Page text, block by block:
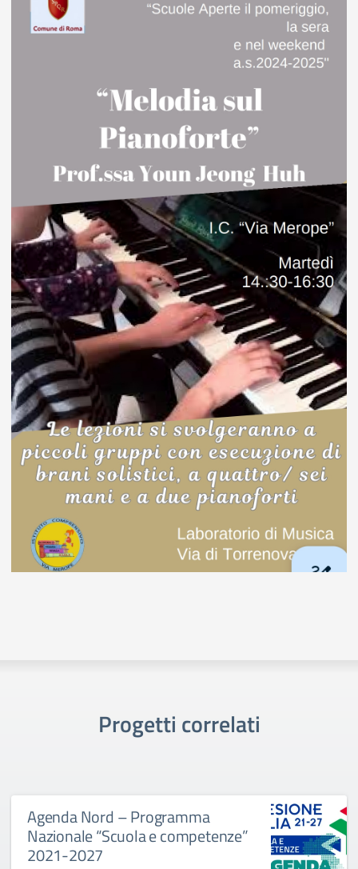
Progetti correlati
Agenda Nord – Programma
Nazionale “Scuola e competenze”
2021-2027